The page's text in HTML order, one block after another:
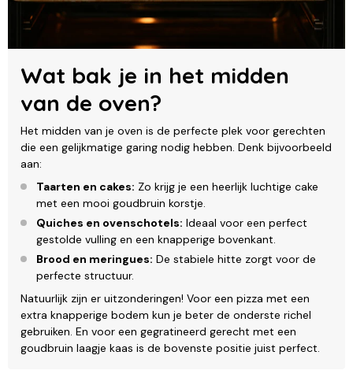
Wat bak je in het midden
van de oven?
Het midden van je oven is de perfecte plek voor gerechten
die een gelijkmatige garing nodig hebben. Denk bijvoorbeeld
aan:
Taarten en cakes: Zo krijg je een heerlijk luchtige cake
met een mooi goudbruin korstje.
Quiches en ovenschotels: Ideaal voor een perfect
gestolde vulling en een knapperige bovenkant.
Brood en meringues: De stabiele hitte zorgt voor de
perfecte structuur.
Natuurlijk zijn er uitzonderingen! Voor een pizza met een
extra knapperige bodem kun je beter de onderste richel
gebruiken. En voor een gegratineerd gerecht met een
goudbruin laagje kaas is de bovenste positie juist perfect.